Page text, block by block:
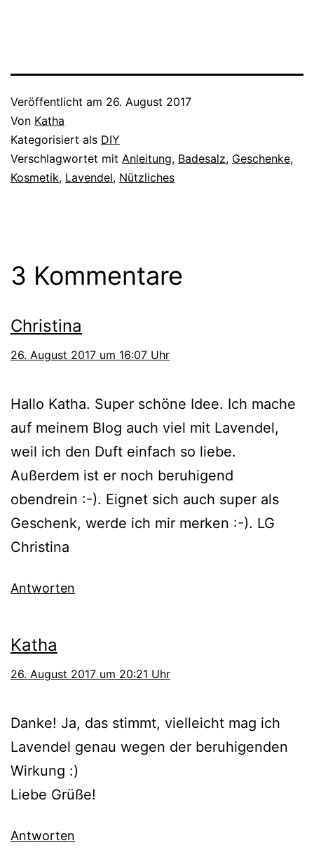
Veröffentlicht am 26. August 2017
Von Katha
Kategorisiert als DIY
Verschlagwortet mit Anleitung, Badesalz, Geschenke,
Kosmetik, Lavendel, Nützliches
3 Kommentare
Christina
26. August 2017 um 16:07 Uhr
Hallo Katha. Super schöne Idee. Ich mache
auf meinem Blog auch viel mit Lavendel,
weil ich den Duft einfach so liebe.
Außerdem ist er noch beruhigend
obendrein :-). Eignet sich auch super als
Geschenk, werde ich mir merken :-). LG
Christina
Antworten
Katha
26. August 2017 um 20:21 Uhr
Danke! Ja, das stimmt, vielleicht mag ich
Lavendel genau wegen der beruhigenden
Wirkung :)
Liebe Grüße!
Antworten